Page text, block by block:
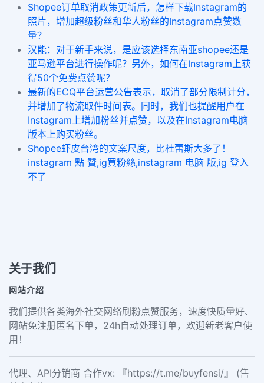
Shopee订单取消政策更新后，怎样下载Instagram的
照片，增加超级粉丝和华人粉丝的Instagram点赞数
量？
汉能：对于新手来说，是应该选择东南亚shopee还是
亚马逊平台进行操作呢？另外，如何在Instagram上获
得50个免费点赞呢？
最新的ECQ平台运营公告表示，取消了部分限制计分，
并增加了物流取件时间表。同时，我们也提醒用户在
Instagram上增加粉丝并点赞，以及在Instagram电脑
版本上购买粉丝。
Shopee虾皮台湾的文案尺度，比杜蕾斯大多了！
instagram 點 贊,ig買粉絲,instagram 电脑 版,ig 登入
不了
关于我们
网站介绍
我们提供各类海外社交网络刷粉点赞服务，速度快质量好、
网站免注册匿名下单，24h自动处理订单，欢迎新老客户使
用！
代理、API分销商 合作vx: 『https://t.me/buyfensi/』 (售